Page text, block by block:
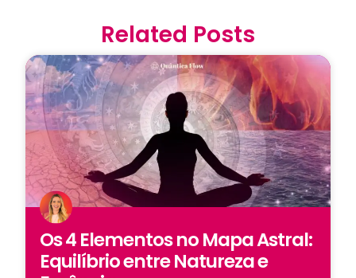
Related Posts
Os 4 Elementos no Mapa Astral:
Equilíbrio entre Natureza e